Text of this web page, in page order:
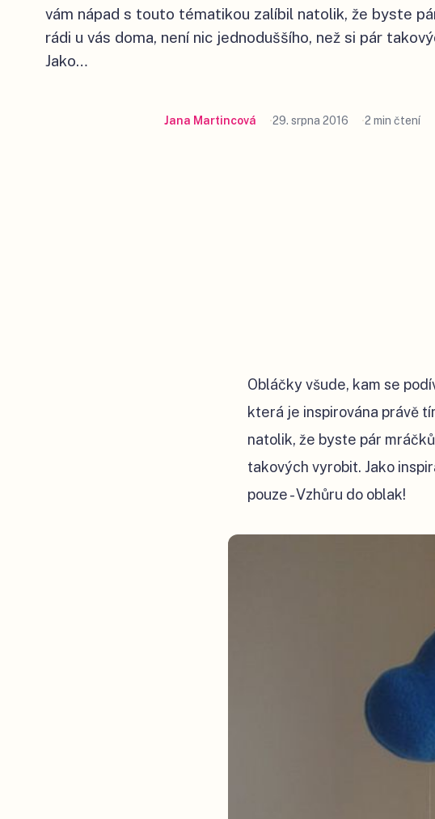
vám nápad s touto tématikou zalíbil natolik, že byste
rádi u vás doma, není nic jednoduššího, než si pár
Jako…
Jana Martincová 29. srpna 2016 2 min čtení
Obláčky všude, kam se
která je inspirována právě
natolik, že byste pár
takových vyrobit. Jako
pouze - Vzhůru do oblak!